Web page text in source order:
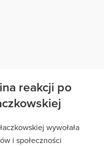
reakcji po
wywołała
i społeczności